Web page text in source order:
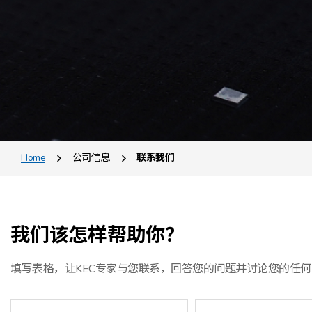
Home 公司信息 联系我们
我们该怎样帮助你？
填写表格，让KEC专家与您联系，回答您的问题并讨论您的任